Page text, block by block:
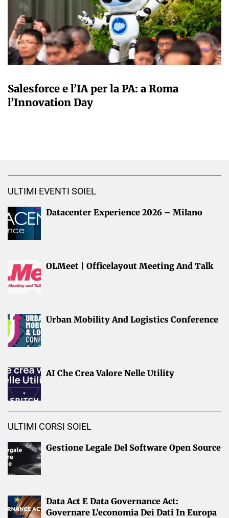
Salesforce e l’IA per la PA: a Roma
l’Innovation Day
ULTIMI EVENTI SOIEL
Datacenter Experience 2026 – Milano
OLMeet | Officelayout Meeting And Talk
Urban Mobility And Logistics Conference
AI Che Crea Valore Nelle Utility
ULTIMI CORSI SOIEL
Gestione Legale Del Software Open Source
Data Act E Data Governance Act:
Governare L’economia Dei Dati In Europa